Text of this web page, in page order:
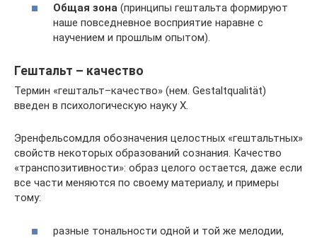
Общая зона (принципы гештальта формируют
наше повседневное восприятие наравне с
научением и прошлым опытом).
Гештальт – качество
Термин «гештальт–качество» (нем. Gestaltqualität)
введен в психологическую науку Х.
Эренфельсомдля обозначения целостных «гештальтных»
свойств некоторых образований сознания. Качество
«транспозитивности»: образ целого остается, даже если
все части меняются по своему материалу, и примеры
тому:
разные тональности одной и той же мелодии,